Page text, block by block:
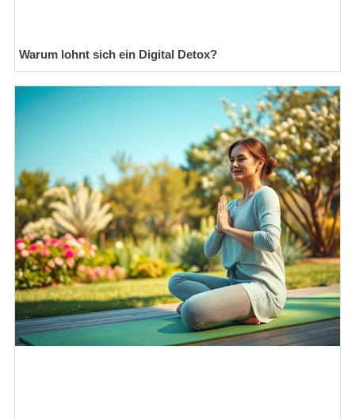
Warum lohnt sich ein Digital Detox?